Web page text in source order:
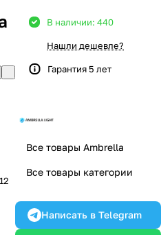
12
В наличии: 440
Нашли дешевле?
Гарантия 5 лет
Все товары Ambrella
Все товары категории
Написать в Telegram